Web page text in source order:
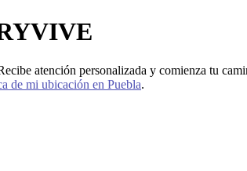
atención personalizada y comienza tu
de mi ubicación en Puebla.